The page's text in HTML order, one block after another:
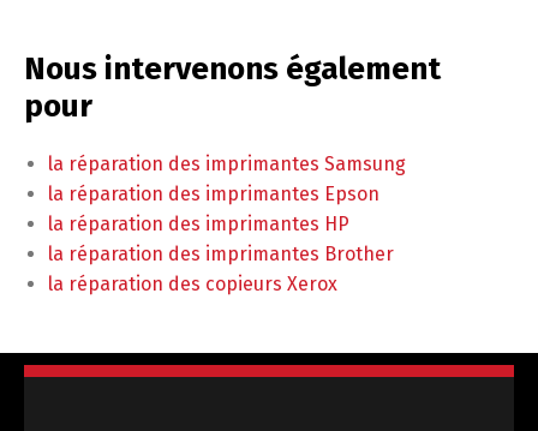
Nous intervenons également
pour
la réparation des imprimantes Samsung
la réparation des imprimantes Epson
la réparation des imprimantes HP
la réparation des imprimantes Brother
la réparation des copieurs Xerox